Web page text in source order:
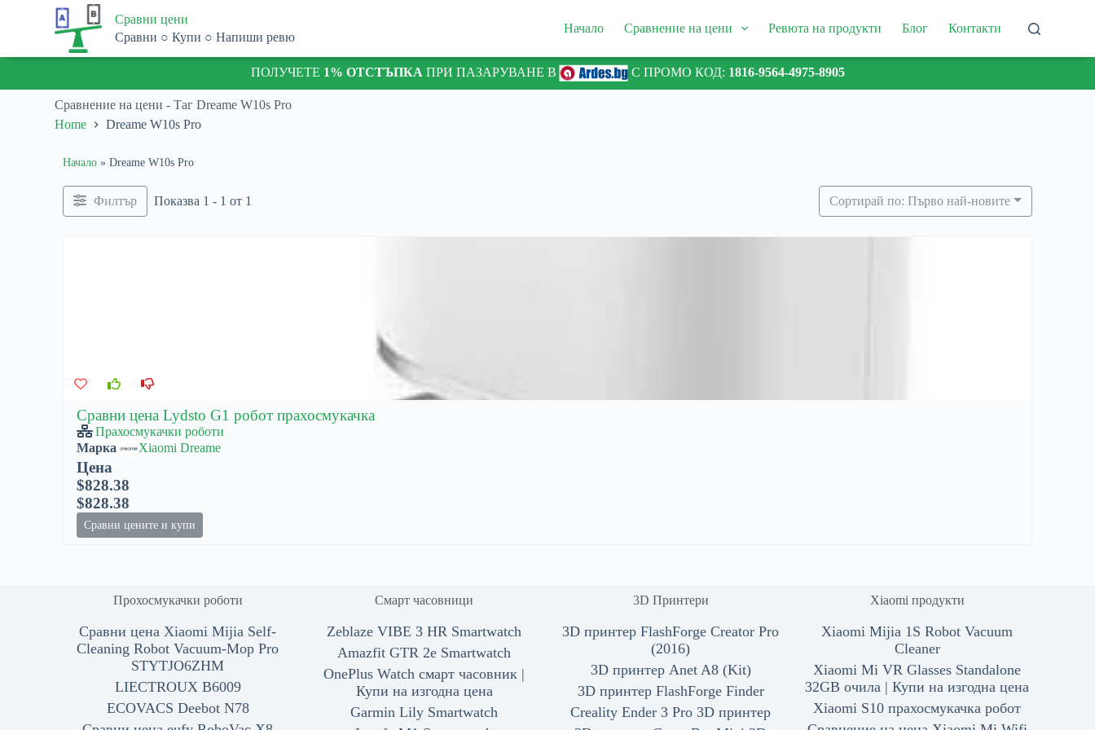
p
o
Сравни цени
Сравни ○ Купи ○ Напиши ревю
Начало Сравнение на цени Ревюта на продукти Блог Контакти
ПОЛУЧЕТЕ 1% ОТСТЪПКА ПРИ ПАЗАРУВАНЕ В С ПРОМО КОД: 1816-9564-4975-8905
Сравнение на цени - Таг Dreame W10s Pro
Home
Dreame W10s Pro
Начало »Dreame W10s Pro
Филтър Показва 1 - 1 от 1 Сортирай по: Първо най-новите
Сравни цена Lydsto G1 робот прахосмукачка
Прахосмукачки роботи
Марка
Xiaomi Dreame
Цена
$828.38
$828.38
Сравни цените и купи
Прохосмукачки роботи
Сравни цена Xiaomi Mijia Self-
Cleaning Robot Vacuum-Mop Pro
STYTJO6ZHM
LIECTROUX B6009
ECOVACS Deebot N78
Смарт часовници
Zeblaze VIBE 3 HR Smartwatch
Amazfit GTR 2e Smartwatch
OnePlus Watch смарт часовник |
Купи на изгодна цена
Garmin Lily Smartwatch
3D Принтери
3D принтер FlashForge Creator Pro
(2016)
3D принтер Anet A8 (Kit)
3D принтер FlashForge Finder
Creality Ender 3 Pro 3D принтер
Xiaomi продукти
Xiaomi Mijia 1S Robot Vacuum
Cleaner
Xiaomi Mi VR Glasses Standalone
32GB очила | Купи на изгодна цена
Xiaomi S10 прахосмукачка робот